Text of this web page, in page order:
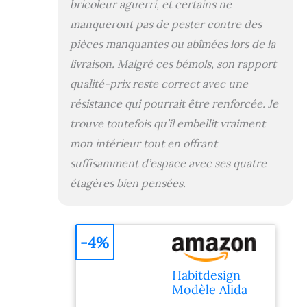
de matériau a une
surface non
poreuse et très
résistante. Il s'agit
donc d'un meuble
qui se nettoie
facilement et
rapidement avec
un chiffon humide.
nécessaire ; avec
fixation et
instructions
bricoleur aguerri, et certains ne
manqueront pas de pester contre des
pièces manquantes ou abîmées lors de la
livraison. Malgré ces bémols, son rapport
qualité-prix reste correct avec une
résistance qui pourrait être renforcée. Je
trouve toutefois qu’il embellit vraiment
mon intérieur tout en offrant
suffisamment d’espace avec ses quatre
étagères bien pensées.
Habitdesign
Modèle Alida
-4%